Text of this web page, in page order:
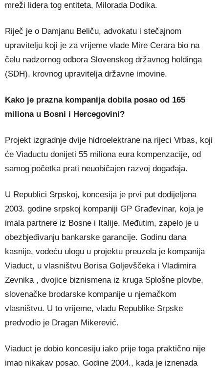
mreži lidera tog entiteta, Milorada Dodika.
Riječ je o Damjanu Beliču, advokatu i stečajnom
upravitelju koji je za vrijeme vlade Mire Cerara bio na
čelu nadzornog odbora Slovenskog državnog holdinga
(SDH), krovnog upravitelja državne imovine.
Kako je prazna kompanija dobila posao od 165
miliona u Bosni i Hercegovini?
Projekt izgradnje dvije hidroelektrane na rijeci Vrbas, koji
će Viaductu donijeti 55 miliona eura kompenzacije, od
samog početka prati neuobičajen razvoj događaja.
U Republici Srpskoj, koncesija je prvi put dodijeljena
2003. godine srpskoj kompaniji GP Građevinar, koja je
imala partnere iz Bosne i Italije. Međutim, zapelo je u
obezbjeđivanju bankarske garancije. Godinu dana
kasnije, vodeću ulogu u projektu preuzela je kompanija
Viaduct, u vlasništvu Borisa Goljevščeka i Vladimira
Zevnika , dvojice biznismena iz kruga Splošne plovbe,
slovenačke brodarske kompanije u njemačkom
vlasništvu. U to vrijeme, vladu Republike Srpske
predvodio je Dragan Mikerević.
Viaduct je dobio koncesiju iako prije toga praktično nije
imao nikakav posao. Godine 2004., kada je iznenada